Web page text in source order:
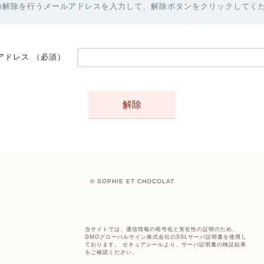
解除を行うメールアドレスを入力して、解除ボタンをクリックしてく
ドレス （必須）
© SOPHIE ET CHOCOLAT
当サイトでは、通信情報の暗号化と実在性の証明のため、
GMOグローバルサイン株式会社のSSLサーバ証明書を使用し
ております。 セキュアシールより、サーバ証明書の検証結果
をご確認ください。